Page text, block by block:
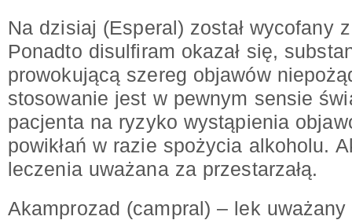
Na dzisiaj (Esperal) został wycofany
Ponadto disulfiram okazał się,
prowokującą szereg objawów
stosowanie jest w pewnym sensie
pacjenta na ryzyko wystąpienia
powikłań w razie spożycia alkoholu.
leczenia uważana za przestarzałą.
Akamprozad (campral) – lek uważany